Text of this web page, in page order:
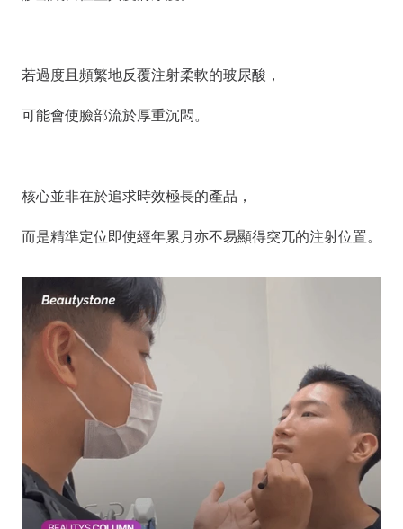
若過度且頻繁地反覆注射柔軟的玻尿酸，
可能會使臉部流於厚重沉悶。
核心並非在於追求時效極長的產品，
而是精準定位即使經年累月亦不易顯得突兀的注射位置。